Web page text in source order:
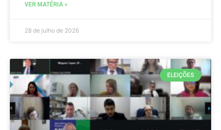
VER MATÉRIA »
28 de julho de 2026
ELEIÇÕES